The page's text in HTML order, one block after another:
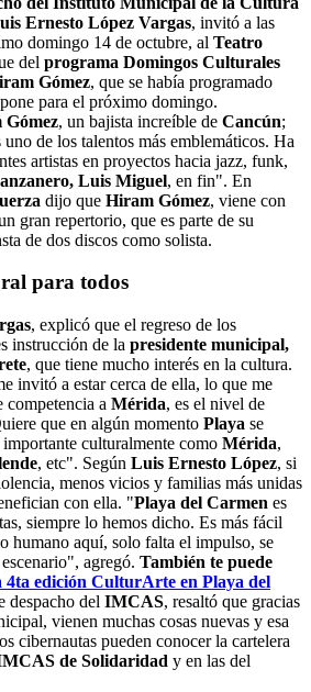
Ernesto López Vargas, invitó a las
domingo 14 de octubre, al Teatro
del programa Domingos Culturales
Gómez, que se había programado
para el próximo domingo.
, un bajista increíble de Cancún;
de los talentos más emblemáticos. Ha
artistas en proyectos hacia jazz, funk,
Luis Miguel, en fin". En
dijo que Hiram Gómez, viene con
gran repertorio, que es parte de su
de dos discos como solista.
para todos
, explicó que el regreso de los
instrucción de la presidente municipal,
, que tiene mucho interés en la cultura.
invitó a estar cerca de ella, lo que me
competencia a Mérida, es el nivel de
que en algún momento Playa se
culturalmente como Mérida,
, etc". Según Luis Ernesto López, si
menos vicios y familias más unidas
con ella. "Playa del Carmen es
siempre lo hemos dicho. Es más fácil
humano aquí, solo falta el impulso, se
agregó. También te puede
4ta edición CulturArte en Playa del
despacho del IMCAS, resaltó que gracias
vienen muchas cosas nuevas y esa
cibernautas pueden conocer la cartelera
de Solidaridad y en las del